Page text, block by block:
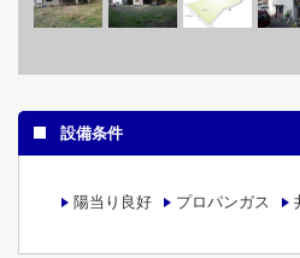
設備条件
陽当り良好 プロパンガス